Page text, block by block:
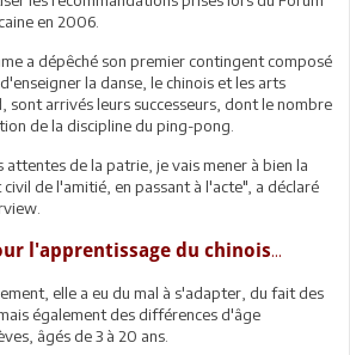
en 2006.
a dépêché son premier contingent composé
la danse, le chinois et les arts
sont arrivés leurs successeurs, dont le nombre
de la discipline du ping-pong.
attentes de la patrie, je vais mener à bien la
de l'amitié, en passant à l'acte", a déclaré
l'apprentissage du chinois...
elle a eu du mal à s'adapter, du fait des
également des différences d'âge
âgés de 3 à 20 ans.